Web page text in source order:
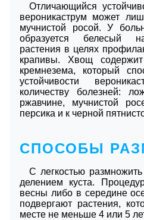
Отличающийся
вероникаструм может
мучнистой росой. У
образуется белесый
растения в целях
крапивы. Хвощ
кремнезема, который
устойчивости
количеству болезней:
ржавчине, мучнистой
персика и к черной
СПОСОБЫ
С легкостью
делением куста.
весны либо в середине
подвергают растения,
месте не меньше 4 или 5